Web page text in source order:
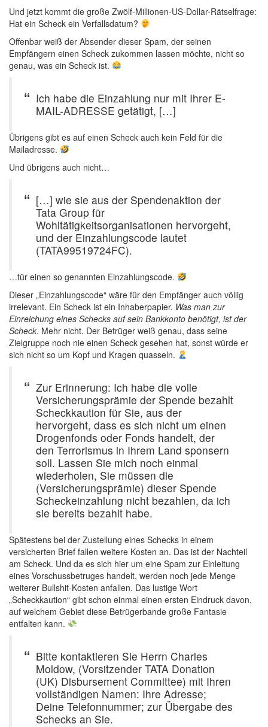
Und jetzt kommt die große Zwölf-Millionen-US-Dollar-Rätselfrage:
Hat ein Scheck ein Verfallsdatum?
Offenbar weiß der Absender dieser Spam, der seinen
Empfängern einen Scheck zukommen lassen möchte, nicht so
genau, was ein Scheck ist.
Ich habe die Einzahlung nur mit Ihrer E-
MAIL-ADRESSE getätigt, […]
Übrigens gibt es auf einen Scheck auch kein Feld für die
Mailadresse.
Und übrigens auch nicht…
[…] wie sie aus der Spendenaktion der
Tata Group für
Wohltätigkeitsorganisationen hervorgeht,
und der Einzahlungscode lautet
(TATA99519724FC).
…für einen so genannten Einzahlungscode.
Dieser „Einzahlungscode“ wäre für den Empfänger auch völlig
irrelevant. Ein Scheck ist ein Inhaberpapier. Was man zur
Einreichung eines Schecks auf sein Bankkonto benötigt, ist der
Scheck. Mehr nicht. Der Betrüger weiß genau, dass seine
Zielgruppe noch nie einen Scheck gesehen hat, sonst würde er
sich nicht so um Kopf und Kragen quasseln.
Zur Erinnerung: Ich habe die volle
Versicherungsprämie der Spende bezahlt
Scheckkaution für Sie, aus der
hervorgeht, dass es sich nicht um einen
Drogenfonds oder Fonds handelt, der
den Terrorismus in Ihrem Land sponsern
soll. Lassen Sie mich noch einmal
wiederholen, Sie müssen die
(Versicherungsprämie) dieser Spende
Scheckeinzahlung nicht bezahlen, da ich
sie bereits bezahlt habe.
Spätestens bei der Zustellung eines Schecks in einem
versicherten Brief fallen weitere Kosten an. Das ist der Nachteil
am Scheck. Und da es sich hier um eine Spam zur Einleitung
eines Vorschussbetruges handelt, werden noch jede Menge
weiterer Bullshit-Kosten anfallen. Das lustige Wort
„Scheckkaution“ gibt schon einmal einen ersten Eindruck davon,
auf welchem Gebiet diese Betrügerbande große Fantasie
entfalten kann.
Bitte kontaktieren Sie Herrn Charles
Moldow, (Vorsitzender TATA Donation
(UK) Disbursement Committee) mit Ihren
vollständigen Namen: Ihre Adresse;
Deine Telefonnummer; zur Übergabe des
Schecks an Sie.